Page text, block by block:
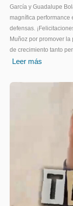
García y Guadalupe
magnífica performance
defensas.
Muñoz por promover
de crecimiento tanto
Leer más